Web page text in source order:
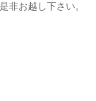
非お越し下さい。